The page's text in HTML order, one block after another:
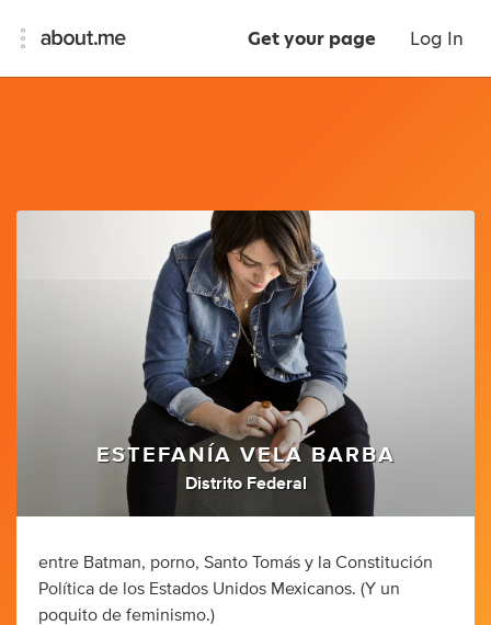
Get your page Log In
ESTEFANÍA VELA BARBA
Distrito Federal
entre Batman, porno, Santo Tomás y la Constitución
Política de los Estados Unidos Mexicanos. (Y un
poquito de feminismo.)